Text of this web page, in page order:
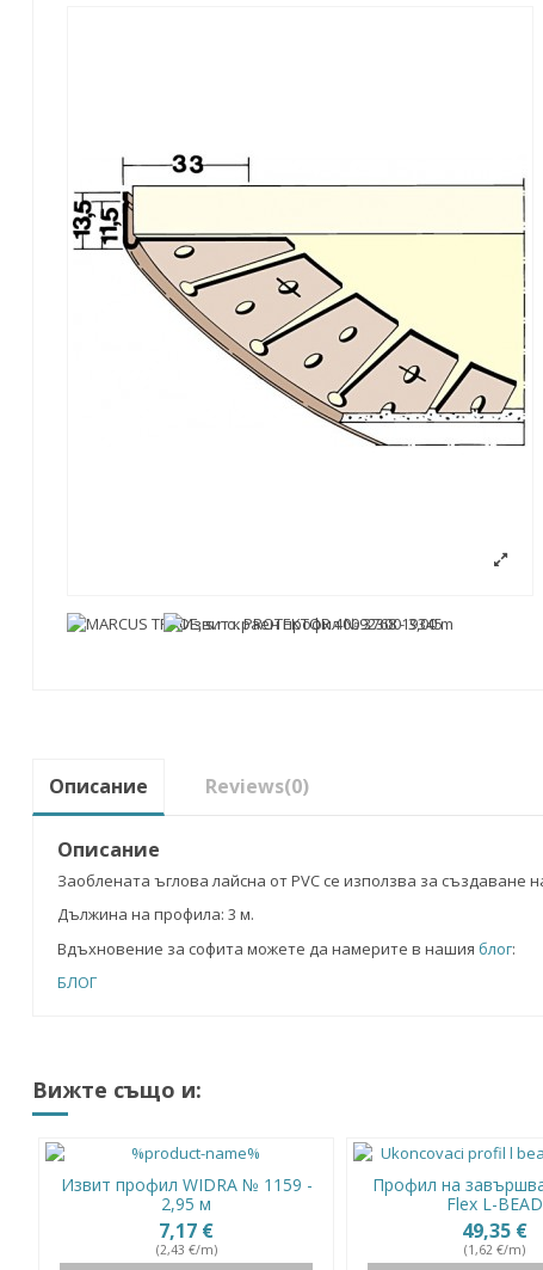
Описание Reviews(0)
Описание
Заоблената ъглова лайсна от PVC се използва за
Дължина на профила: 3 м.
Вдъхновение за софита можете да намерите в нашия блог:
БЛОГ
Вижте също и:
Извит профил WIDRA № 1159 -
2,95 м
7,17 €
(2,43 €/m)
Профил на
Flex L-BEAD
49,35 €
(1,62 €/m)